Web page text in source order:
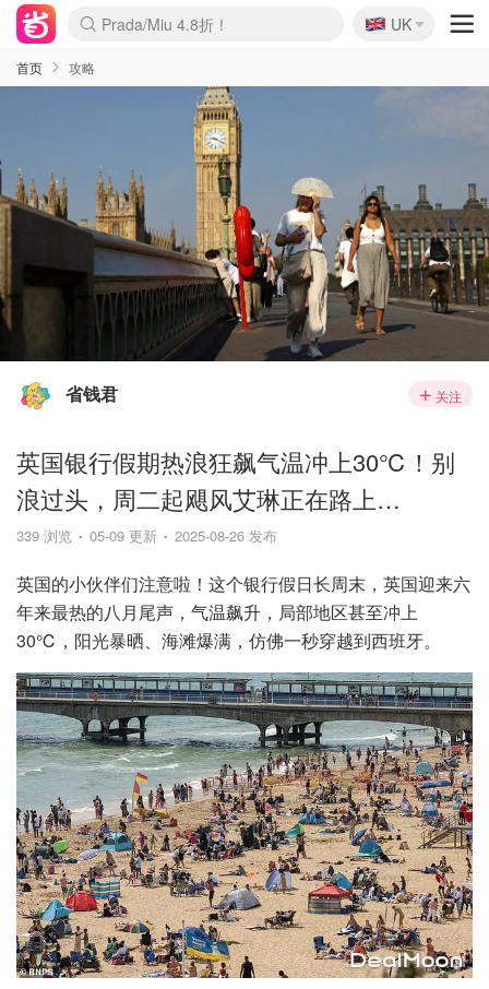
Prada/Miu 4.8折！
🇬🇧
UK
首页 攻略
省钱君 关注
英国银行假期热浪狂飙气温冲上30℃！别
浪过头，周二起飓风艾琳正在路上…
339 浏览 05-09 更新 2025-08-26 发布
英国的小伙伴们注意啦！这个银行假日长周末，英国迎来六
年来最热的八月尾声，气温飙升，局部地区甚至冲上
30℃，阳光暴晒、海滩爆满，仿佛一秒穿越到西班牙。